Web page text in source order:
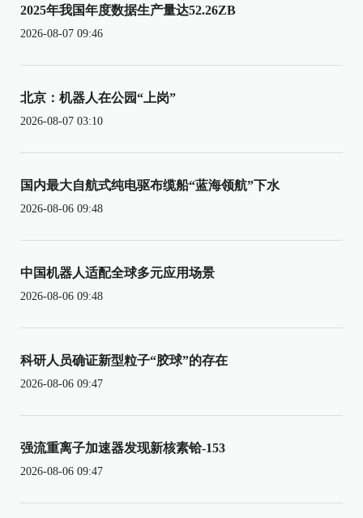
2025年我国年度数据生产量达52.26ZB
2026-08-07 09:46
北京：机器人在公园“上岗”
2026-08-07 03:10
国内最大自航式纯电驱布缆船“蓝海领航”下水
2026-08-06 09:48
中国机器人适配全球多元应用场景
2026-08-06 09:48
科研人员确证新型粒子“胶球”的存在
2026-08-06 09:47
强流重离子加速器发现新核素铪-153
2026-08-06 09:47